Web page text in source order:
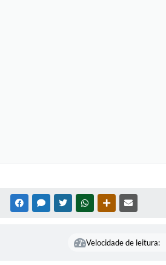
FACEBOOKMESSENGER
TWITTERWHATSAPPOUTRAS MÍDIAS
Velocidade de leitura: